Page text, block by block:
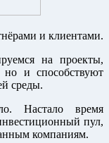
и клиентами.
на проекты,
но и способствуют
среды.
Настало время
пул,
компаниям.